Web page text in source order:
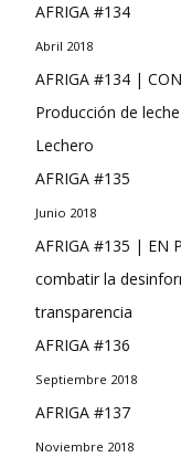
AFRIGA #134
Abril 2018
AFRIGA #134 |
Producción de
Lechero
AFRIGA #135
Junio 2018
AFRIGA #135 | EN
combatir la
transparencia
AFRIGA #136
Septiembre 2018
AFRIGA #137
Noviembre 2018